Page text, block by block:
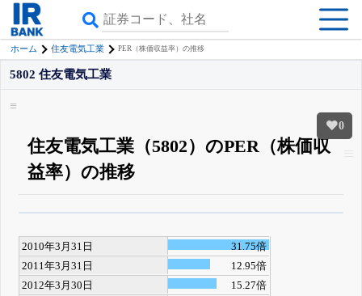
ホーム 住友電気工業 PER（株価収益率）の推移
0
5802 住友電気工業
住友電気工業（5802）のPER（株価収
益率）の推移
詳しく見られる無料でβ版をはじめる
登録すると永久30%OFFと米株版の先行利用も付きます
2010年3月31日
31.75倍
2011年3月31日
12.95倍
2012年3月30日
15.27倍